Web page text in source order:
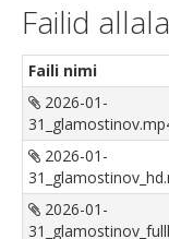
Failid
Faili nimi
2026-01-
2026-01-
2026-01-